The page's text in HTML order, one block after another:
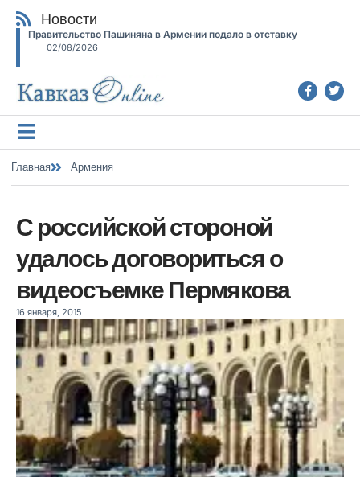
Новости
Правительство Пашиняна в Армении подало в отставку
02/08/2026
Главная Армения
С российской стороной
удалось договориться о
видеосъемке Пермякова
16 января, 2015